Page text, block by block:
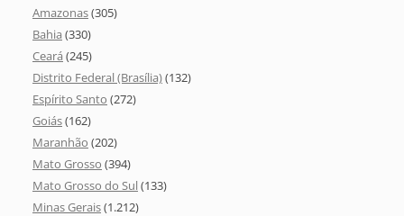
Amazonas(305)
Bahia (330)
Ceará (245)
Distrito Federal (Brasília)(132)
Espírito Santo (272)
Goiás(162)
Maranhão (202)
Mato Grosso (394)
Mato Grosso do Sul(133)
Minas Gerais(1.212)